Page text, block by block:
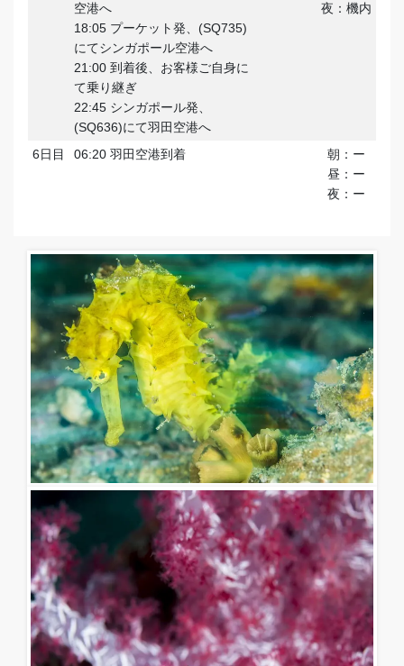
空港へ
18:05 プーケット発、(SQ735)
にてシンガポール空港へ
21:00 到着後、お客様ご自身に
て乗り継ぎ
22:45 シンガポール発、
(SQ636)にて羽田空港へ
夜：機内
6日目 06:20 羽田空港到着
朝：ー
昼：ー
夜：ー